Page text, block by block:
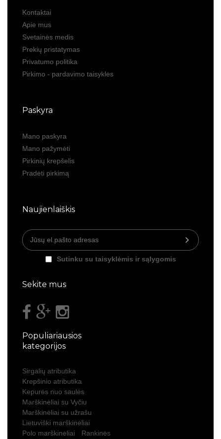
Kontaktai
Apie mus
Svetainės medis
Prekių pristatymas
Privatumo politika
Pirkimo - pardavimo taisyklės
Paskyra
Mano paskyra
Mano pažymėti
Pirkinių krepšelis
Pradėti pirkimą
Naujienlaiškis
Sutinku su taisyklėmis ir sąlygomis
Sekite mus
Populiariausios
kategorijos
Sirgalių atributika
Krepšinio atributika
Kepurės nuo saulės
Marškinėliai su Vyčiu
Marškinėliai su užrašu
Lietuviški marškinėliai
Polo marškinėliai
Rankinės